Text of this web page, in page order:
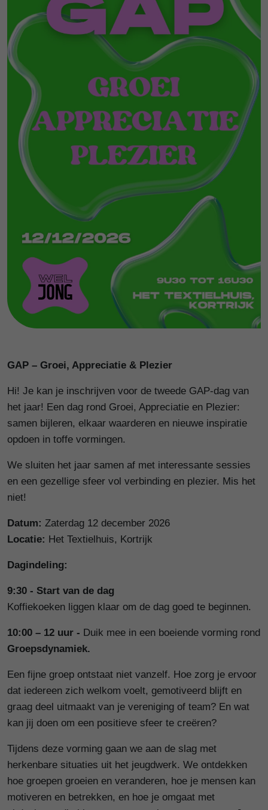
GAP – Groei, Appreciatie & Plezier
Hi! Je kan je inschrijven voor de tweede GAP-dag van
het jaar! Een dag rond Groei, Appreciatie en Plezier:
samen bijleren, elkaar waarderen en nieuwe inspiratie
opdoen in toffe vormingen.
We sluiten het jaar samen af met interessante sessies
en een gezellige sfeer vol verbinding en plezier. Mis het
niet!
Datum: Zaterdag 12 december 2026
Locatie: Het Textielhuis, Kortrijk
Dagindeling:
9:30 - Start van de dag
Koffiekoeken liggen klaar om de dag goed te beginnen.
10:00 – 12 uur - Duik mee in een boeiende vorming rond
Groepsdynamiek.
Een fijne groep ontstaat niet vanzelf. Hoe zorg je ervoor
dat iedereen zich welkom voelt, gemotiveerd blijft en
graag deel uitmaakt van je vereniging of team? En wat
kan jij doen om een positieve sfeer te creëren?
Tijdens deze vorming gaan we aan de slag met
herkenbare situaties uit het jeugdwerk. We ontdekken
hoe groepen groeien en veranderen, hoe je mensen kan
motiveren en betrekken, en hoe je omgaat met